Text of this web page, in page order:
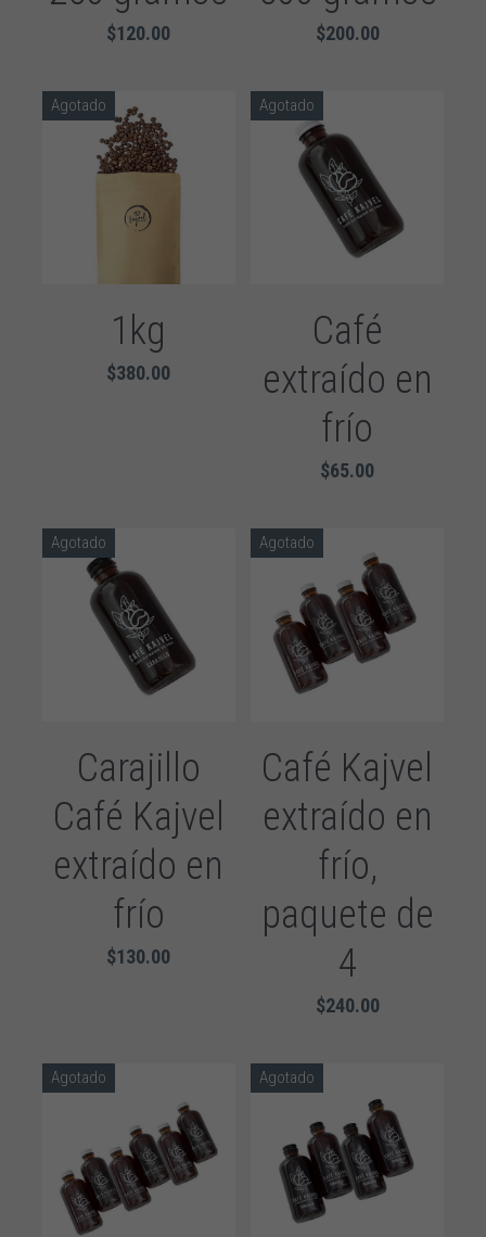
$120.00 $200.00
Agotado
1kg
$380.00
Agotado
Café
extraído en
frío
$65.00
Agotado
Carajillo
Café Kajvel
extraído en
frío
$130.00
Agotado
Café Kajvel
extraído en
frío,
paquete de
4
$240.00
Agotado Agotado